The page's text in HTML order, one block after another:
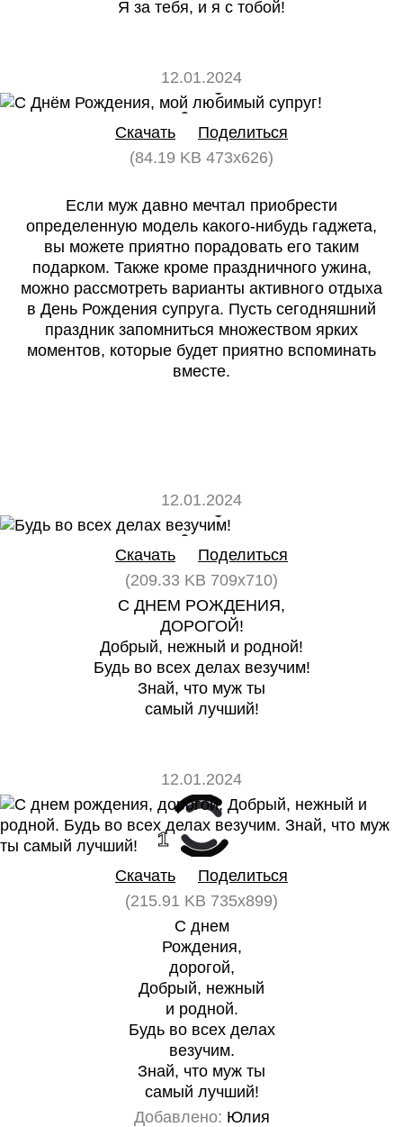
Я за тебя, и я с тобой!
12.01.2024
0 0
Скачать
Поделиться
(84.19 KB 473x626)
Если муж давно мечтал приобрести
определенную модель какого-нибудь гаджета,
вы можете приятно порадовать его таким
подарком. Также кроме праздничного ужина,
можно рассмотреть варианты активного отдыха
в День Рождения супруга. Пусть сегодняшний
праздник запомниться множеством ярких
моментов, которые будет приятно вспоминать
вместе.
12.01.2024
0
Скачать
Поделиться
(209.33 KB 709x710)
С ДНЕМ РОЖДЕНИЯ,
ДОРОГОЙ!
Добрый, нежный и родной!
Будь во всех делах везучим!
Знай, что муж ты
самый лучший!
12.01.2024
1 0
Скачать
Поделиться
(215.91 KB 735x899)
С днем
Рождения,
дорогой,
Добрый, нежный
и родной.
Будь во всех делах
везучим.
Знай, что муж ты
самый лучший!
Добавлено: Юлия